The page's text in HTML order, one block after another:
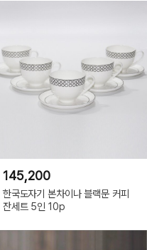
145,200
한국도자기 본차이나 블랙문 커피
잔세트 5인 10p